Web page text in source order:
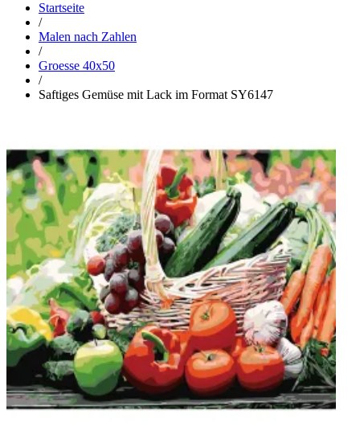
Startseite
/
Malen nach Zahlen
/
Groesse 40x50
/
Saftiges Gemüse mit Lack im Format SY6147